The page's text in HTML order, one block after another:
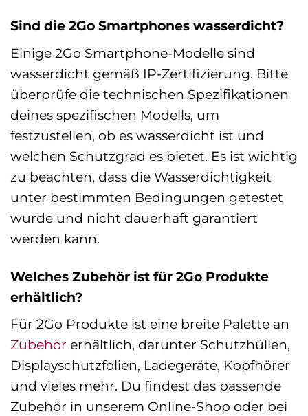
Sind die 2Go Smartphones wasserdicht?
Einige 2Go Smartphone-Modelle sind
wasserdicht gemäß IP-Zertifizierung. Bitte
überprüfe die technischen Spezifikationen
deines spezifischen Modells, um
festzustellen, ob es wasserdicht ist und
welchen Schutzgrad es bietet. Es ist wichtig
zu beachten, dass die Wasserdichtigkeit
unter bestimmten Bedingungen getestet
wurde und nicht dauerhaft garantiert
werden kann.
Welches Zubehör ist für 2Go Produkte
erhältlich?
Für 2Go Produkte ist eine breite Palette an
Zubehör erhältlich, darunter Schutzhüllen,
Displayschutzfolien, Ladegeräte, Kopfhörer
und vieles mehr. Du findest das passende
Zubehör in unserem Online-Shop oder bei